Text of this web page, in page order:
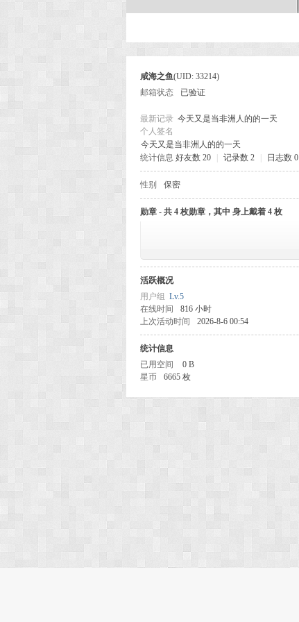
咸海之鱼(UID: 33214)
邮箱状态
已验证
最新记录 今天又是当非洲人的的一天
个人签名
今天又是当非洲人的的一天
统计信息 好友数 20 记录数 2 日志数 0
性别 保密
勋章 - 共 4 枚勋章，其中 身上戴着 4 枚
活跃概况
用户组 Lv.5
在线时间
816 小时
上次活动时间
2026-8-6 00:54
统计信息
已用空间
0 B
星币
6665 枚